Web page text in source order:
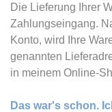
Die Lieferung Ihrer
Zahlungseingang.
Konto, wird Ihre
genannten
in meinem Online-
Das war's schon.